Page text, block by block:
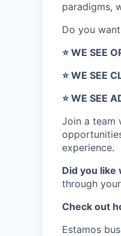
paradigms,
Do you
⭐️ WE SEE
⭐️ WE SEE
⭐️ WE SEE
Join a team
experience.
Did you like
through
Check out
Estamos